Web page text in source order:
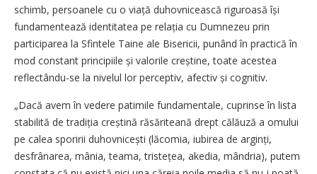
schimb, persoanele cu o viață duhovnicească riguroasă își
fundamentează identitatea pe relația cu Dumnezeu prin
participarea la Sfintele Taine ale Bisericii, punând în practică în
mod constant principiile și valorile creștine, toate acestea
reflectându-se la nivelul lor perceptiv, afectiv și cognitiv.
„Dacă avem în vedere patimile fundamentale, cuprinse în lista
stabilită de tradiția creștină răsăriteană drept călăuză a omului
pe calea sporirii duhovnicești (lăcomia, iubirea de arginți,
desfrânarea, mânia, teama, tristețea, akedia, mândria), putem